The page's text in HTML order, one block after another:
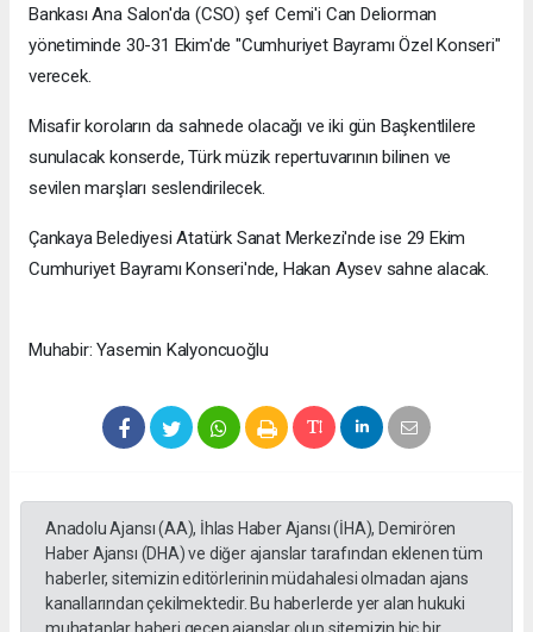
Bankası Ana Salon'da (CSO) şef Cemi'i Can Deliorman
yönetiminde 30-31 Ekim'de "Cumhuriyet Bayramı Özel Konseri"
verecek.
Misafir koroların da sahnede olacağı ve iki gün Başkentlilere
sunulacak konserde, Türk müzik repertuvarının bilinen ve
sevilen marşları seslendirilecek.
Çankaya Belediyesi Atatürk Sanat Merkezi'nde ise 29 Ekim
Cumhuriyet Bayramı Konseri'nde, Hakan Aysev sahne alacak.
Muhabir: Yasemin Kalyoncuoğlu
Anadolu Ajansı (AA), İhlas Haber Ajansı (İHA), Demirören
Haber Ajansı (DHA) ve diğer ajanslar tarafından eklenen tüm
haberler, sitemizin editörlerinin müdahalesi olmadan ajans
kanallarından çekilmektedir. Bu haberlerde yer alan hukuki